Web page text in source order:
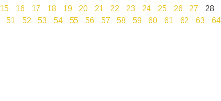
15 16 17 18 19 20 21 22 23 24 25 26 27 28
51 52 53 54 55 56 57 58 59 60 61 62 63 64